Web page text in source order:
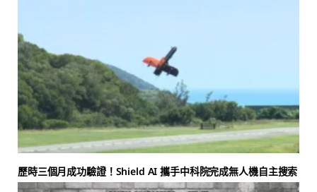
歷時三個月成功驗證！Shield AI 攜手中科院完成無人機自主搜索